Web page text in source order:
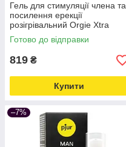
Гель для стимуляції члена та
посилення ерекції
розігрівальний Orgie Xtra
Hard Power Gel For Him 50
мл Love&Life -online-
Готово до відправки
819 ₴
Купити
–7%